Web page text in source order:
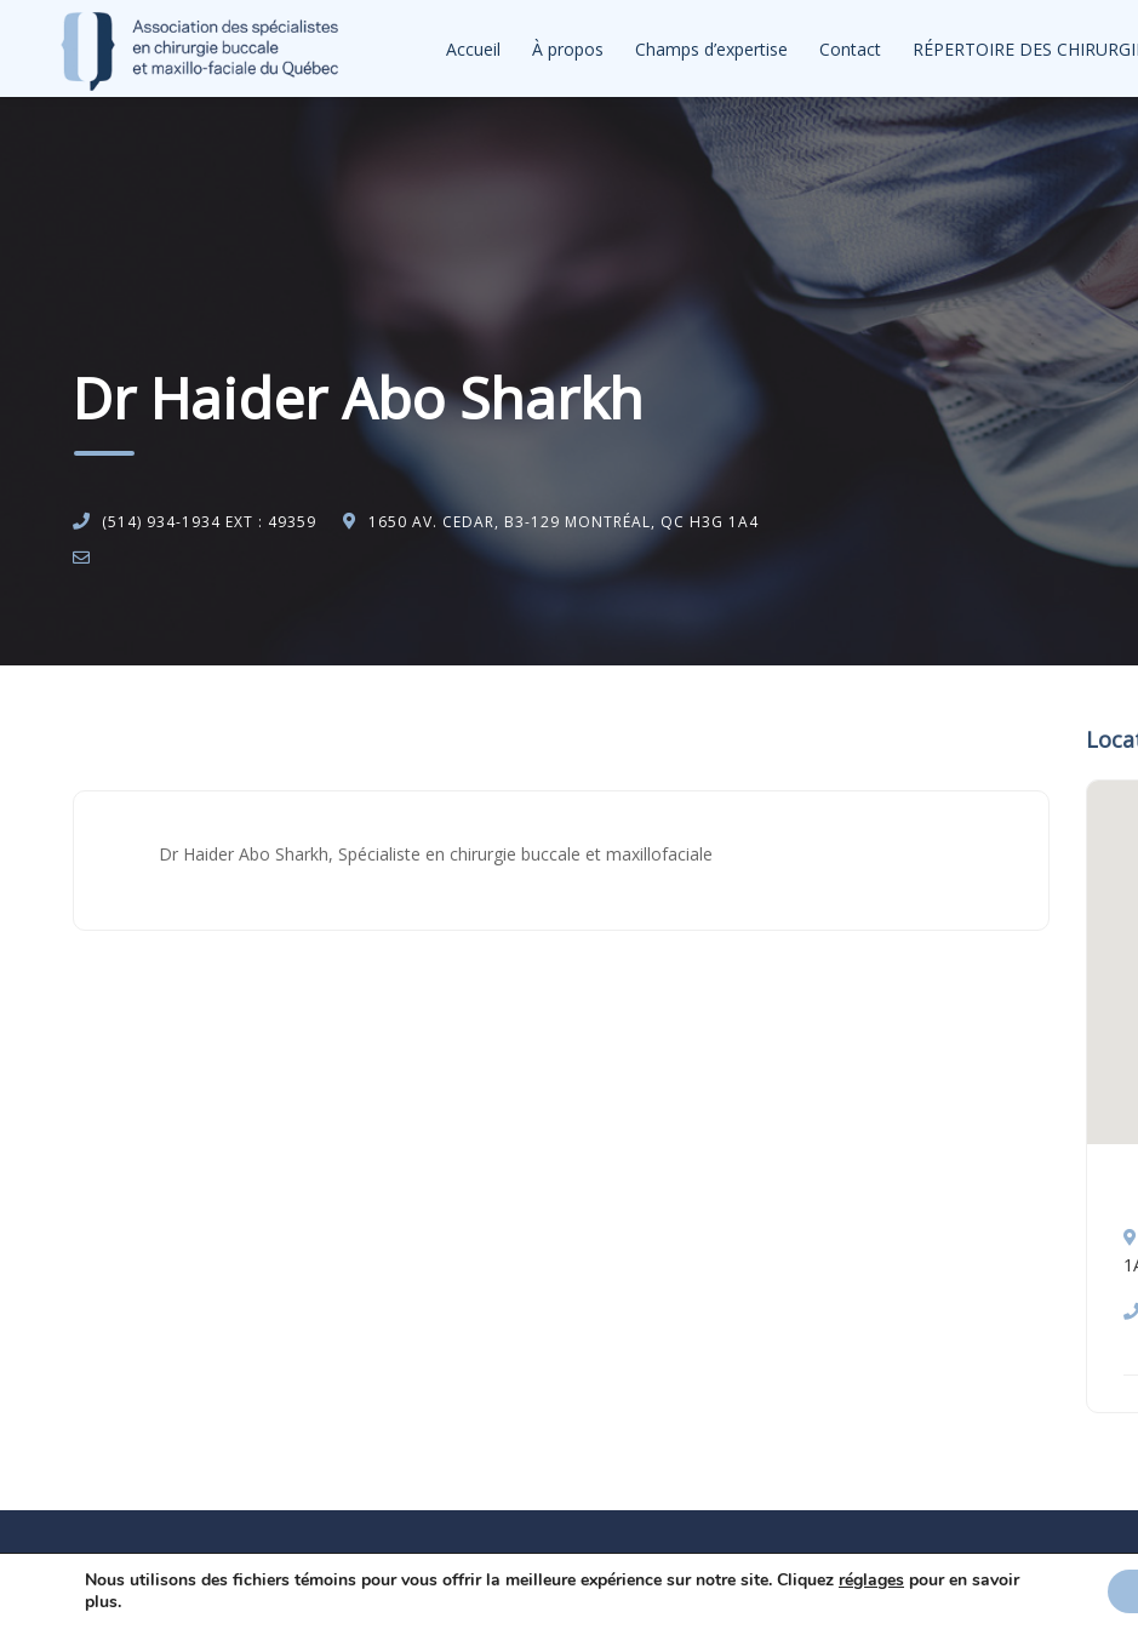
Accueil À propos Champs d’expertise Contact RÉPERTOIRE DES
Dr Haider Abo Sharkh
(514) 934-1934 EXT : 49359 1650 AV. CEDAR, B3-129 MONTRÉAL, QC H3G 1A4
Dr Haider Abo Sharkh, Spécialiste en chirurgie buccale et maxillofaciale
faciale du Québec| Politique de confidentialité- Privacy Policy
Nous utilisons des fichiers témoins pour vous offrir la meilleure expérience sur notre site. Cliquez réglages pour en savoir
plus.